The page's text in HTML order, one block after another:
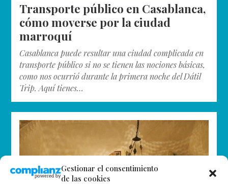
Gestionar el consentimiento
de las cookies
Transporte público en Casablanca,
cómo moverse por la ciudad
marroquí
Casablanca puede resultar una ciudad complicada en
transporte público si no se tienen las nociones básicas,
como nos ocurrió durante la primera noche del Dátil
Trip. Aquí tienes…